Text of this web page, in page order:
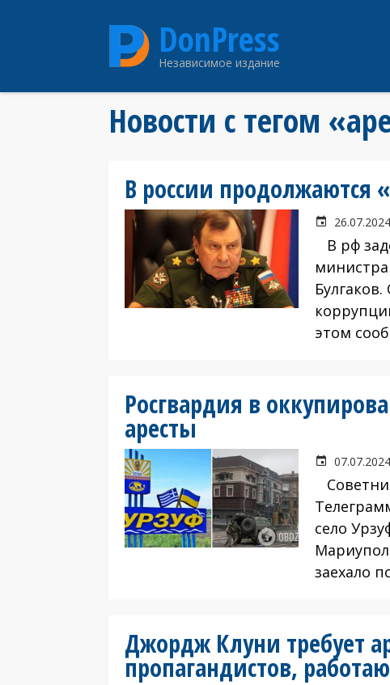
DonPress
Независимое издание
Новости с тегом
В россии продолжаются
26.07.2024
В рф
этом
Росгвардия в
аресты
07.07.2024
село
заехало
Джордж Клуни требует
пропагандистов,